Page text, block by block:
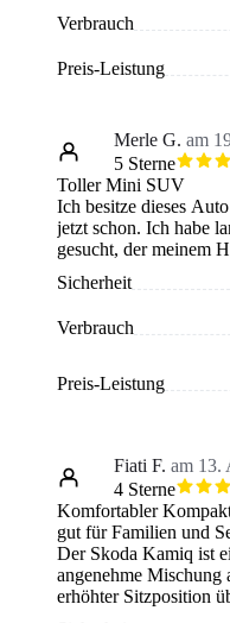
Verbrauch
Preis-Leistung
Merle G. am
5 Sterne
Toller Mini SUV
Ich besitze dieses
jetzt schon. Ich habe
gesucht, der meinem
so viel im Unterhalt
mir sehr wichtig, aber
Nach intensiver
gekommen. Er ist
SUV, eines anderen
Leistung definitiv
Raffinessen an, wie z.
Sicherheit
Verbrauch
Preis-Leistung
Fiati F. am 13.
4 Sterne
Komfortabler
gut für Familien und
Der Skoda Kamiq ist
angenehme Mischung
erhöhter Sitzposition
seiner kompakten